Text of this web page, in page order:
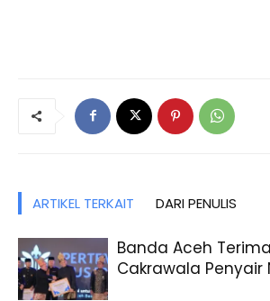
ARTIKEL TERKAIT DARI PENULIS
Banda Aceh
Cakrawala Penyair